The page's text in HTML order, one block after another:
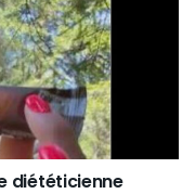
diététicienne